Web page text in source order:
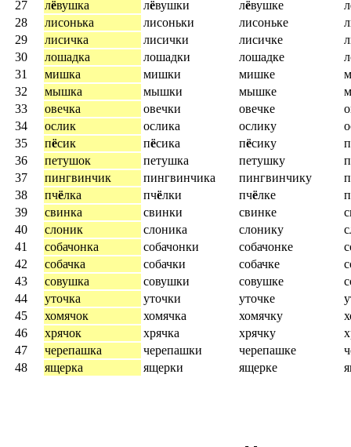
27
лёвушка лёвушки лёвушке л
28
лисонька лисоньки лисоньке
29
лисичка лисички лисичке
30
лошадка лошадки лошадке
31
мишка мишки мишке
32
мышка мышки мышке
33
овечка овечки овечке
34
ослик ослика ослику
35
пёсик пёсика пёсику
п
36
петушок петушка петушку
37
пингвинчик пингвинчика пингвинчику
38
пчёлка пчёлки пчёлке
39
свинка свинки свинке
40
слоник слоника слонику
41
собачонка собачонки собачонке
42
собачка собачки собачке
43
совушка совушки совушке
44
уточка уточки уточке
45
хомячок хомячка хомячку
46
хрячок хрячка хрячку
47
черепашка черепашки черепашке
48
ящерка ящерки ящерке